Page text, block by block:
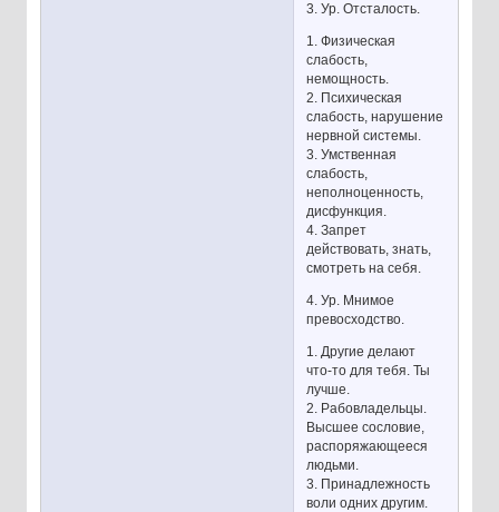
3. Ур. Отсталость.
1. Физическая
слабость,
немощность.
2. Психическая
слабость, нарушение
нервной системы.
3. Умственная
слабость,
неполноценность,
дисфункция.
4. Запрет
действовать, знать,
смотреть на себя.
4. Ур. Мнимое
превосходство.
1. Другие делают
что-то для тебя. Ты
лучше.
2. Рабовладельцы.
Высшее сословие,
распоряжающееся
людьми.
3. Принадлежность
воли одних другим.